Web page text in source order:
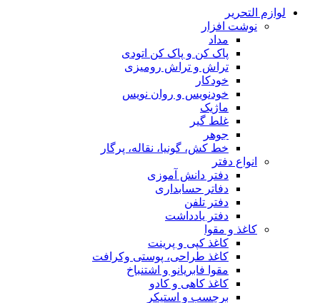
لوازم التحریر
نوشت افزار
مداد
پاک کن و پاک کن اتودی
تراش و تراش رومیزی
خودکار
خودنویس و روان نویس
ماژیک
غلط گیر
جوهر
خط کش، گونیا، نقاله، پرگار
انواع دفتر
دفتر دانش آموزی
دفاتر حسابداری
دفتر تلفن
دفتر یادداشت
کاغذ و مقوا
کاغذ کپی و پرینت
کاغذ طراحی، پوستی وکرافت
مقوا فابریانو و اشتنباخ
کاغذ کاهی و کادو
برچسب و استیکر